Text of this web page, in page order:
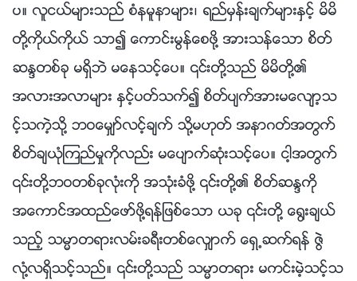
ပ။ လူငယ္မ်ားသည္ စံနမူနာမ်ား၊ ရည္မွန္းခ်က္မ်ားႏွင့္ မိမိ
တို႔ကိုယ္ကိုယ္ သာ၍ ေကာင္းမြန္ေစဖို႔ အားသန္ေသာ စိတ္
ဆႏၵတစ္ခု မရွိဘဲ မေနသင့္ေပ။ ၎တို႔သည္ မိမိတို႔၏
အလားအလာမ်ား ႏွင့္ပတ္သက္၍ စိတ္ပ်က္အားမေလ်ာ့သ
င့္သကဲ့သို႔ ဘဝေမွ်ာ္လင့္ခ်က္ သို႔မဟုတ္ အနာဂတ္အတြက္
စိတ္ခ်ယုံၾကည္မႈကိုလည္း မေပ်ာက္ဆုံးသင့္ေပ။ ငါ့အတြက္
၎တို႔ဘဝတစ္ခုလုံးကို အသုံးခံဖို႔ ၎တို႔၏ စိတ္ဆႏၵကို
အေကာင္အထည္ေဖာ္ဖို႔ရန္ျဖစ္ေသာ ယခု ၎တို႔ ေ႐ြးခ်ယ္
သည့္ သမၼာတရားလမ္းခရီးတစ္ေလွ်ာက္ ေရွ႕ဆက္ရန္ ဇြဲ
လုံ႔လရွိသင့္သည္။ ၎တို႔သည္ သမၼာတရား မကင္းမဲ့သင့္သ